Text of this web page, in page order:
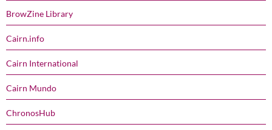
BrowZine Library
Cairn.info
Cairn International
Cairn Mundo
ChronosHub